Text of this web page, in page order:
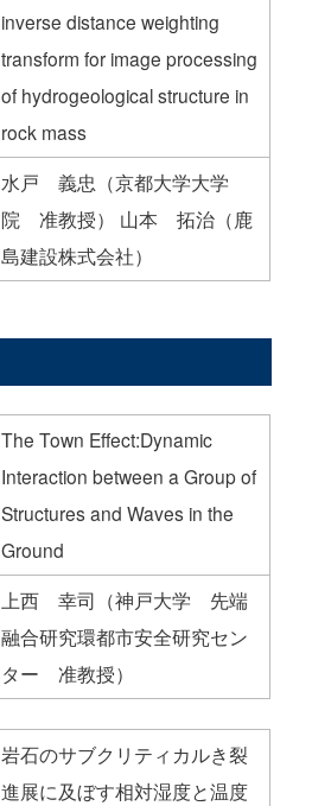
inverse distance weighting
transform for image processing
of hydrogeological structure in
rock mass
水戸 義忠（京都大学大学
院 准教授） 山本 拓治（鹿
島建設株式会社）
The Town Effect:Dynamic
Interaction between a Group of
Structures and Waves in the
Ground
上西 幸司（神戸大学 先端
融合研究環都市安全研究セン
ター 准教授）
岩石のサブクリティカルき裂
進展に及ぼす相対湿度と温度